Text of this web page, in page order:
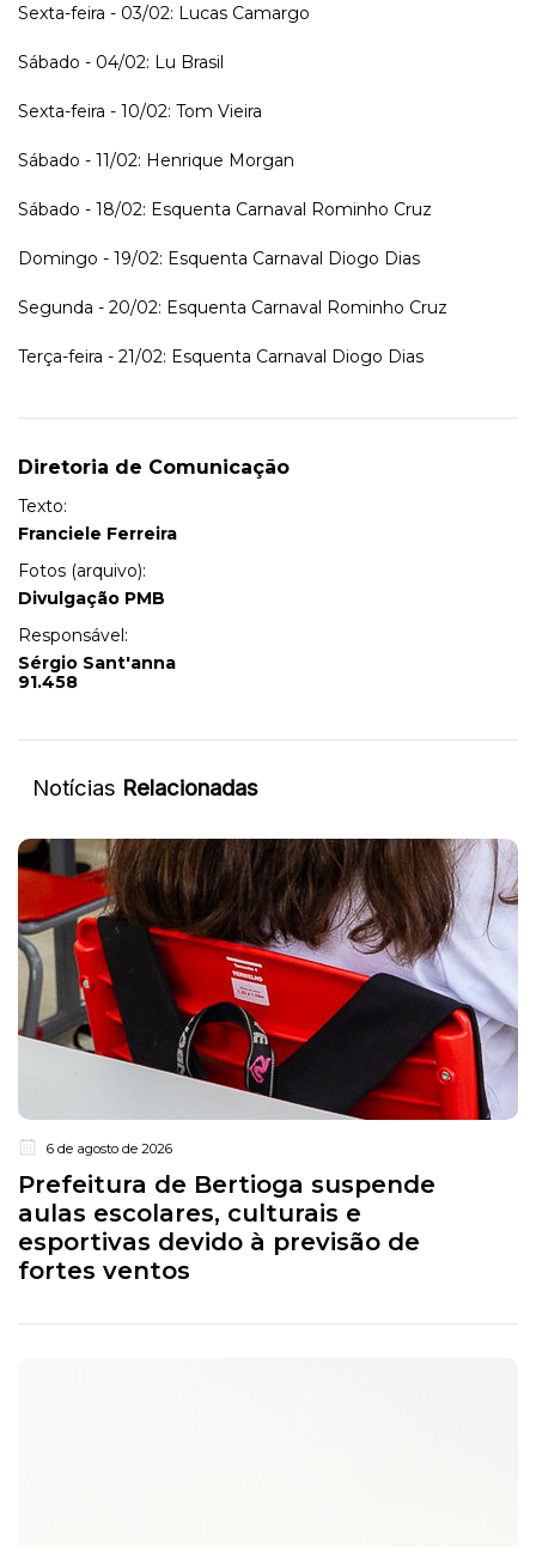
Sexta-feira - 03/02: Lucas Camargo
Sábado - 04/02: Lu Brasil
Sexta-feira - 10/02: Tom Vieira
Sábado - 11/02: Henrique Morgan
Sábado - 18/02: Esquenta Carnaval Rominho Cruz
Domingo - 19/02: Esquenta Carnaval Diogo Dias
Segunda - 20/02: Esquenta Carnaval Rominho Cruz
Terça-feira - 21/02: Esquenta Carnaval Diogo Dias
Diretoria de Comunicação
Texto:
Franciele Ferreira
Fotos (arquivo):
Divulgação PMB
Responsável:
Sérgio Sant'anna
91.458
Notícias Relacionadas
6 de agosto de 2026
Prefeitura de Bertioga suspende
aulas escolares, culturais e
esportivas devido à previsão de
fortes ventos